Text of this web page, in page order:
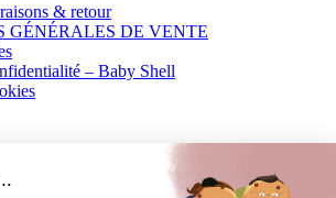
& retour
GÉNÉRALES DE VENTE
– Baby Shell